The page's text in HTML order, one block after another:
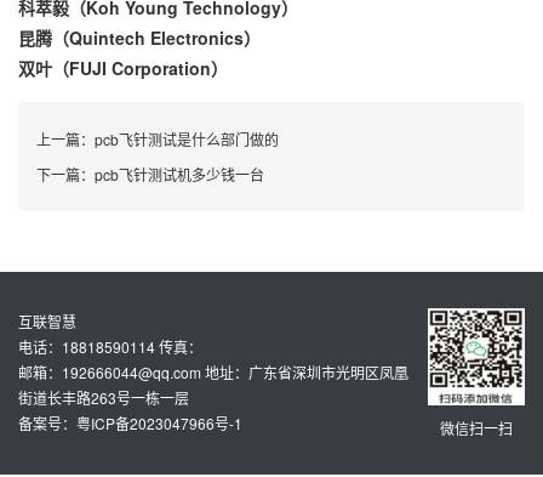
科萃毅（Koh Young Technology）
昆腾（Quintech Electronics）
双叶（FUJI Corporation）
上一篇： pcb飞针测试是什么部门做的
下一篇： pcb飞针测试机多少钱一台
微信扫一扫
互联智慧
电话：18818590114 传真：
邮箱：192666044@qq.com 地址：广东省深圳市光明区凤凰
街道长丰路263号一栋一层
备案号：粤ICP备2023047966号-1